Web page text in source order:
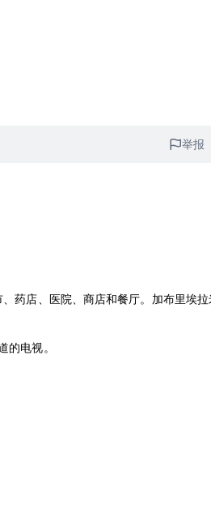
举报
药店、医院、商店和餐厅。加布里埃
电视。